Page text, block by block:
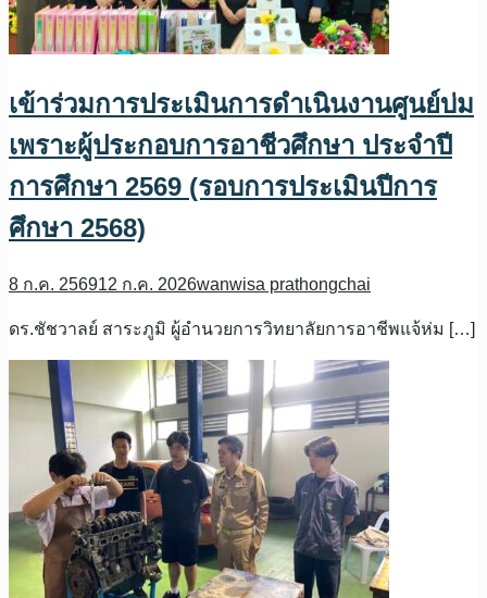
เข้าร่วมการประเมินการดำเนินงานศูนย์บ่ม
เพราะผู้ประกอบการอาชีวศึกษา ประจำปี
การศึกษา 2569 (รอบการประเมินปีการ
ศึกษา 2568)
8 ก.ค. 256912 ก.ค. 2026wanwisa prathongchai
ดร.ชัชวาลย์ สาระภูมิ ผู้อำนวยการวิทยาลัยการอาชีพแจ้ห่ม […]